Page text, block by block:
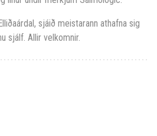
sjáið meistarann athafna sig
sjálf. Allir velkomnir.